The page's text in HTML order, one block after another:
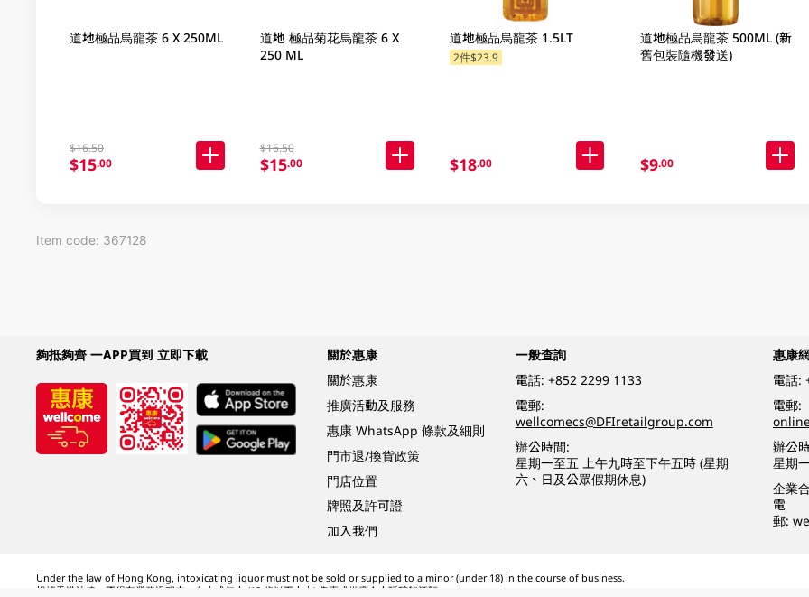
道地極品烏龍茶 6 X 250ML
$16.50
$15.00
道地 極品菊花烏龍茶 6 X
250 ML
$16.50
$15.00
道地極品烏龍茶 1.5LT
2件$23.9
$18.00
道地極品烏龍茶 500ML (新
舊包裝隨機發送)
$9.00
Item code: 367128
夠抵夠齊 一APP買到 立即下載
關於惠康
關於惠康
推廣活動及服務
惠康 WhatsApp 條款及細則
門市退/換貨政策
門店位置
牌照及許可證
加入我們
一般查詢
電話: +852 2299 1133
電郵:
wellcomecs@DFIretailgroup.com
辦公時間:
星期一至五 上午九時至下午五時 (星期
六、日及公眾假期休息)
惠康
電話:
電郵:
辦公
星期
企業
電
郵:
Under the law of Hong Kong, intoxicating liquor must not be sold or supplied to a minor (under 18) in the course of business.
根據香港法律，不得在業務過程中，向未成年人 (18 歲以下人士) 售賣或供應令人醺醉的酒類。